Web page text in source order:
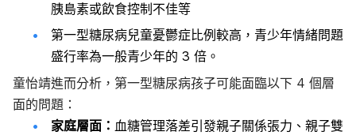
胰島素或飲食控制不佳等
第一型糖尿病兒童憂鬱症比例較高，青少年情緒問題
盛行率為一般青少年的 3 倍。
童怡靖進而分析，第一型糖尿病孩子可能面臨以下 4 個層
面的問題：
家庭層面： 血糖管理落差引發親子關係張力、親子雙